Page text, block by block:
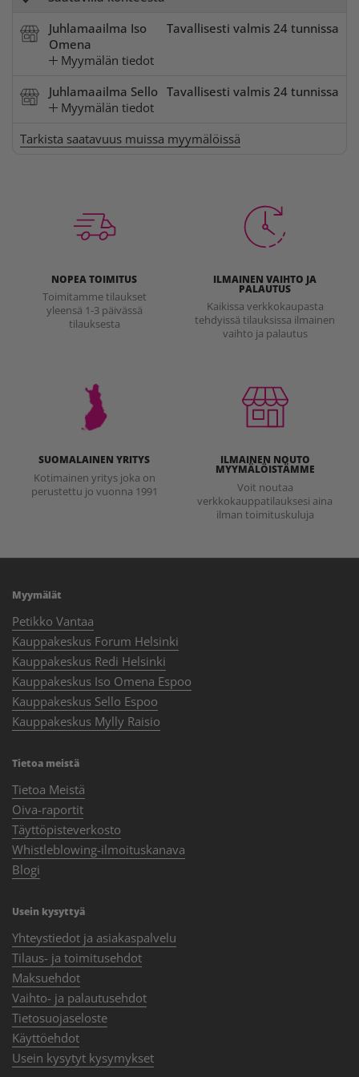
Juhlamaailma Iso
Omena
Myymälän tiedot
Tavallisesti valmis 24 tunnissa
Juhlamaailma Sello
Myymälän tiedot
Tavallisesti valmis 24 tunnissa
Tarkista saatavuus muissa myymälöissä
NOPEA TOIMITUS
Toimitamme tilaukset
yleensä 1-3 päivässä
tilauksesta
ILMAINEN VAIHTO JA
PALAUTUS
Kaikissa verkkokaupasta
tehdyissä tilauksissa ilmainen
vaihto ja palautus
SUOMALAINEN YRITYS
Kotimainen yritys joka on
perustettu jo vuonna 1991
ILMAINEN NOUTO
MYYMÄLÖISTÄMME
Voit noutaa
verkkokauppatilauksesi aina
ilman toimituskuluja
Myymälät
Petikko Vantaa
Kauppakeskus Forum Helsinki
Kauppakeskus Redi Helsinki
Kauppakeskus Iso Omena Espoo
Kauppakeskus Sello Espoo
Kauppakeskus Mylly Raisio
Tietoa meistä
Tietoa Meistä
Oiva-raportit
Täyttöpisteverkosto
Whistleblowing-ilmoituskanava
Blogi
Usein kysyttyä
Yhteystiedot ja asiakaspalvelu
Tilaus- ja toimitusehdot
Maksuehdot
Vaihto- ja palautusehdot
Tietosuojaseloste
Käyttöehdot
Usein kysytyt kysymykset